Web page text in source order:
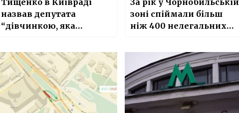
Тищенко в Київраді
назвав депутата
“дівчинкою, яка
війни”
За рік у Чорнобильській
зоні спіймали більш
ніж 400 нелегальних